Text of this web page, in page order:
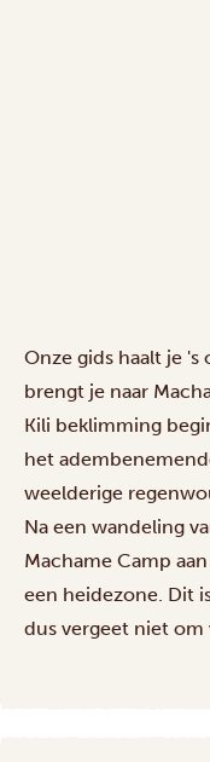
Onze gids haalt je
brengt je naar
Kili beklimming
het
weelderige
Na een wandeling
Machame Camp
een heidezone. Dit
dus vergeet niet